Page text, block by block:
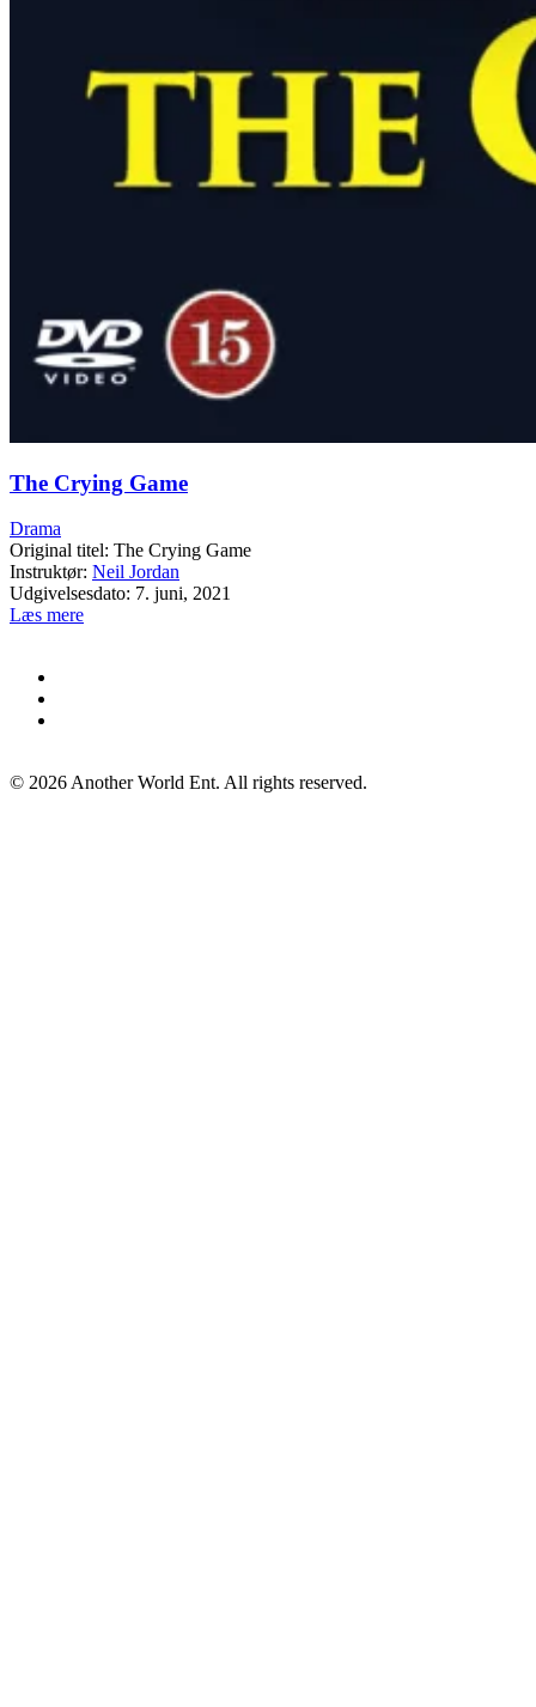
The Crying Game
Drama
Original titel: The Crying Game
Instruktør: Neil Jordan
Udgivelsesdato: 7. juni, 2021
Læs mere
© 2026 Another World Ent. All rights reserved.